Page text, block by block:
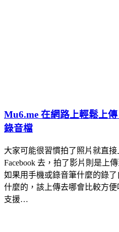
Mu6.me 在網路上輕鬆上
錄音檔
大家可能很習慣拍了照片就直
Facebook 去，拍了影片則是上
如果用手機或錄音筆什麼的錄
什麼的，該上傳去哪會比較方便
支援…